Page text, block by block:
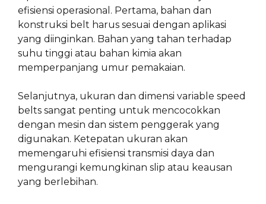
efisiensi operasional. Pertama, bahan dan
konstruksi belt harus sesuai dengan aplikasi
yang diinginkan. Bahan yang tahan terhadap
suhu tinggi atau bahan kimia akan
memperpanjang umur pemakaian.
Selanjutnya, ukuran dan dimensi variable speed
belts sangat penting untuk mencocokkan
dengan mesin dan sistem penggerak yang
digunakan. Ketepatan ukuran akan
memengaruhi efisiensi transmisi daya dan
mengurangi kemungkinan slip atau keausan
yang berlebihan.